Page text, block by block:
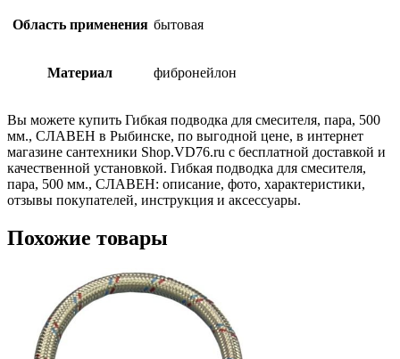
Область применения бытовая
Материал фибронейлон
Вы можете купить Гибкая подводка для смесителя, пара, 500
мм., СЛАВЕН в Рыбинске, по выгодной цене, в интернет
магазине сантехники Shop.VD76.ru с бесплатной доставкой и
качественной установкой. Гибкая подводка для смесителя,
пара, 500 мм., СЛАВЕН: описание, фото, характеристики,
отзывы покупателей, инструкция и аксессуары.
Похожие товары